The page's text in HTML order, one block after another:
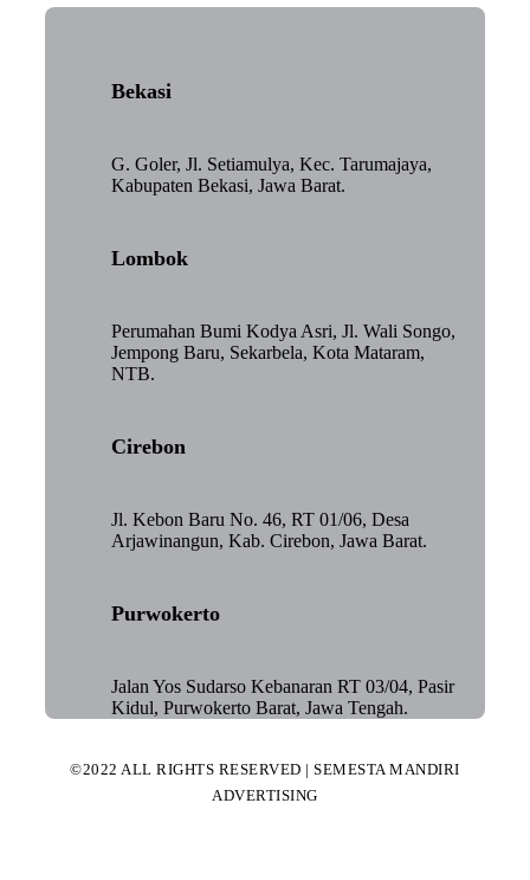
Bekasi
G. Goler, Jl. Setiamulya, Kec. Tarumajaya,
Kabupaten Bekasi, Jawa Barat.
Lombok
Perumahan Bumi Kodya Asri, Jl. Wali Songo,
Jempong Baru, Sekarbela, Kota Mataram,
NTB.
Cirebon
Jl. Kebon Baru No. 46, RT 01/06, Desa
Arjawinangun, Kab. Cirebon, Jawa Barat.
Purwokerto
Jalan Yos Sudarso Kebanaran RT 03/04, Pasir
Kidul, Purwokerto Barat, Jawa Tengah.
©2022 ALL RIGHTS RESERVED | SEMESTA MANDIRI
ADVERTISING